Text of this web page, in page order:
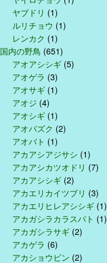
ヤブドリ (1)
ルリチョウ (1)
レンカク (1)
国内の野鳥 (651)
アオアシシギ (5)
アオゲラ (3)
アオサギ (1)
アオジ (4)
アオシギ (1)
アオバズク (2)
アオバト (1)
アカアシアジサシ (1)
アカアシカツオドリ (7)
アカアシシギ (2)
アカエリカイツブリ (3)
アカエリヒレアシシギ (1)
アカガシラカラスバト (1)
アカガシラサギ (2)
アカゲラ (6)
アカショウビン (2)